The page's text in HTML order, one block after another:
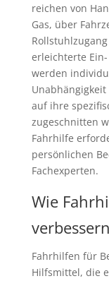
reichen von
Gas, über
erleichterte
werden
auf ihre
zugeschnitten
Fahrhilfe
persönlichen
Fachexperten.
Wie
Fahrhilfen für
Hilfsmittel, die